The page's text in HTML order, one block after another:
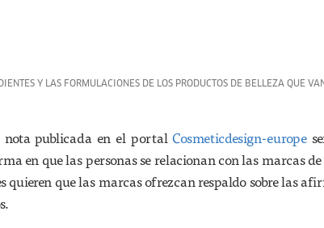
Y LAS FORMULACIONES DE LOS PRODUCTOS DE BELLEZA QUE
nota publicada en el portalCosmeticdesign-europe
en que las personas se relacionan con las marcas
quieren que las marcas ofrezcan respaldo sobre las